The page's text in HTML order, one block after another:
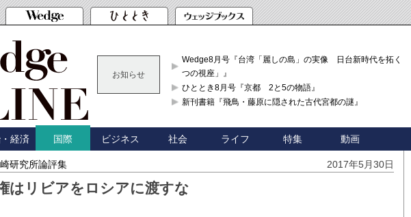
お知らせ
Wedge8月号『台湾「麗しの島」の実像 日台新時代を拓く「3
つの視座」』
ひととき8月号『京都 2と5の物語』
新刊書籍『飛鳥・藤原に隠された古代宮都の謎』
経済 国際 ビジネス 社会 ライフ 特集 動画
研究所論評集 2017年5月30日
はリビアをロシアに渡すな